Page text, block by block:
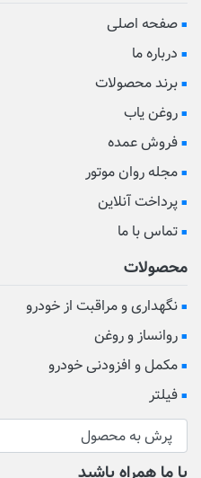
صفحه اصلی
درباره ما
برند محصولات
روغن یاب
فروش عمده
مجله روان موتور
پرداخت آنلاین
تماس با ما
محصولات
نگهداری و مراقبت از خودرو
روانساز و روغن
مکمل و افزودنی خودرو
فیلتر